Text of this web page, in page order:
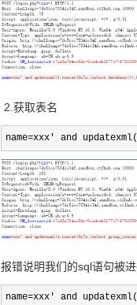
2.获取表名
name=xxx' and
报错说明我们的sql语句被
name=xxx' and